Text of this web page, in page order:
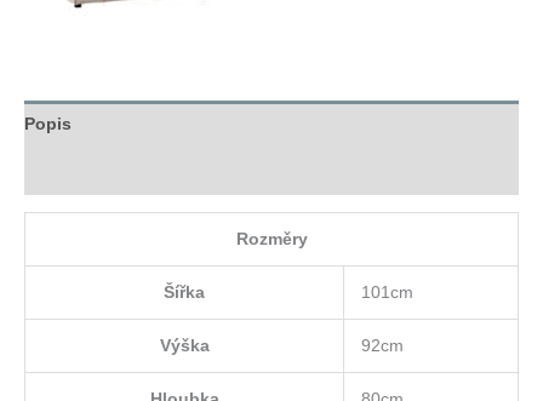
Popis
Rozměry
Šířka 101cm
Výška 92cm